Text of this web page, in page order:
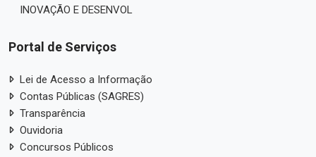
INOVAÇÃO E DESENVOL
Portal de Serviços
Lei de Acesso a Informação
Contas Públicas (SAGRES)
Transparência
Ouvidoria
Concursos Públicos